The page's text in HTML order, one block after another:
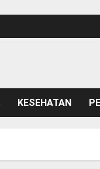
KESEHATAN